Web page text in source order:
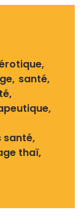
santé
santé
thaï